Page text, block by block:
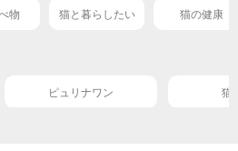
物 猫と暮らしたい 猫の健康
ピュリナワン 猫